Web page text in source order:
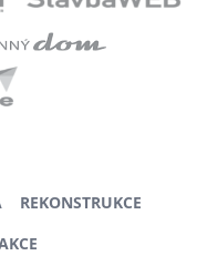
REKONSTRUKCE